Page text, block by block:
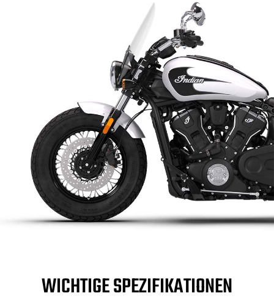
WICHTIGE SPEZIFIKATIONEN